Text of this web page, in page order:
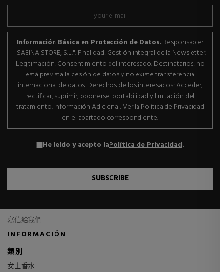
Información Básica en Protección de Datos. Responsable:
"SABINA STORE, S.L.". Finalidad: Gestión integral de la Newsletter.
Legitimación: Consentimiento del interesado. Destinatarios: no
está prevista la cesión de datos y no existe transferencia
internacional de datos. Derechos de los interesados: Acceder,
rectificar, suprimir, oponerse, portabilidad y limitación del
tratamiento. Información Adicional: Ver la Política de Privacidad
en el apartado correspondiente.
He leído y acepto laPolítica de Privacidad.
SUBSCRIBE
寫信給我們
INFORMACIÓN
類別
女士香水